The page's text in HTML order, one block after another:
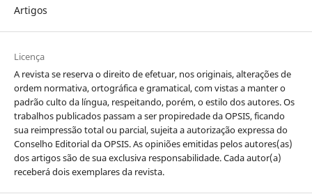
Artigos
Licença
A revista se reserva o direito de efetuar, nos originais, alterações de
ordem normativa, ortográfica e gramatical, com vistas a manter o
padrão culto da língua, respeitando, porém, o estilo dos autores. Os
trabalhos publicados passam a ser propiredade da OPSIS, ficando
sua reimpressão total ou parcial, sujeita a autorização expressa do
Conselho Editorial da OPSIS. As opiniões emitidas pelos autores(as)
dos artigos são de sua exclusiva responsabilidade. Cada autor(a)
receberá dois exemplares da revista.